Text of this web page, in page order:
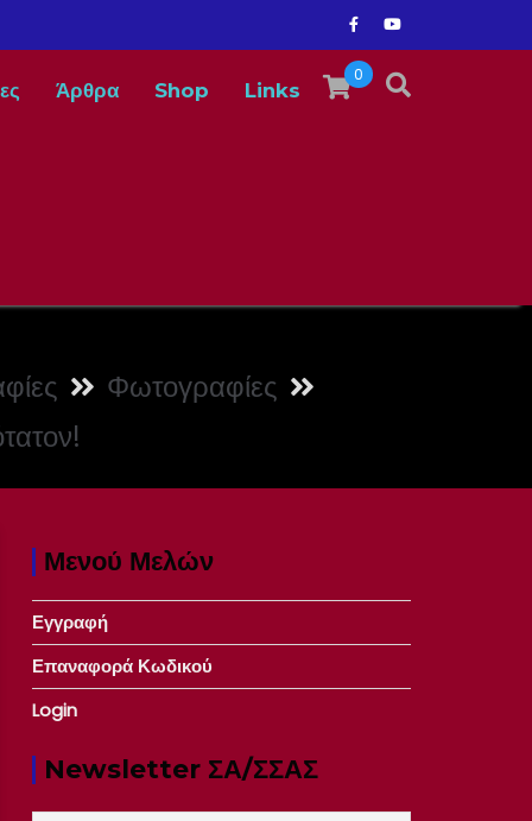
0
Άρθρα Shop Links
Φωτογραφίες
Μενού Μελών
Εγγραφή
Επαναφορά Κωδικού
Login
Newsletter ΣΑ/ΣΣΑΣ